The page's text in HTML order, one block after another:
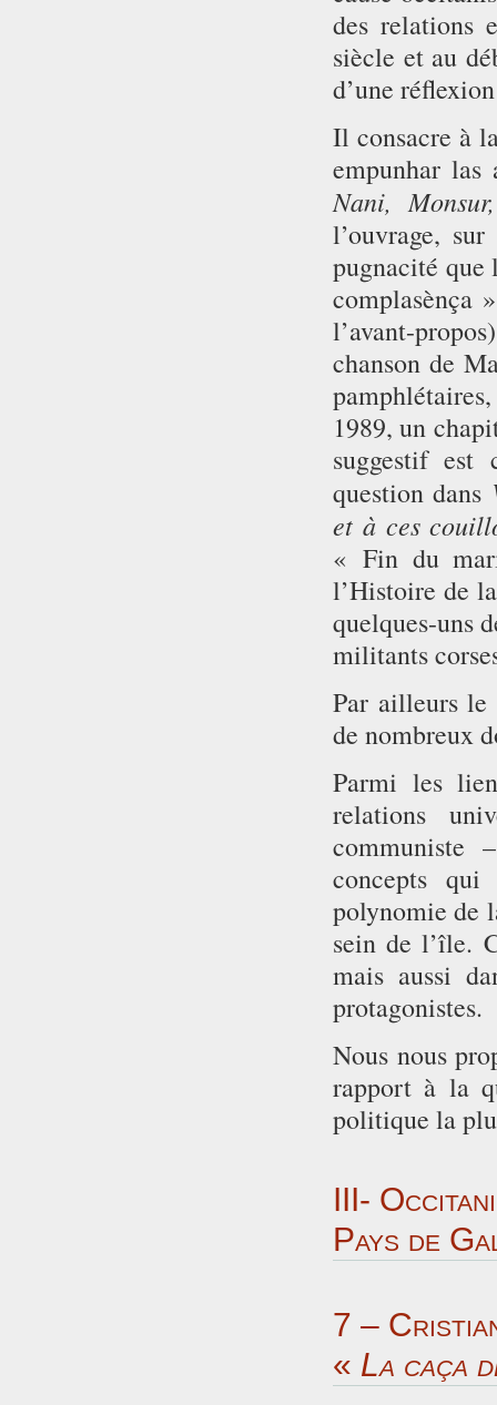
des relations
siècle et au
d’une
Il consacre à
empunhar las
Nani, Monsur,
l’ouvrage,
pugnacité que
complasènça
l’avant-
chanson de
1989, un
suggestif est
question dans
et à ces
« Fin du
l’Histoire de
quelques-uns
militants
Par ailleurs le
de nombreux
Parmi les
relations
communiste
concepts
polynomie de
sein de l’île.
mais aussi
protagonistes.
Nous nous
rapport à la
politique la
III-
Pays de
7 –
« La caça